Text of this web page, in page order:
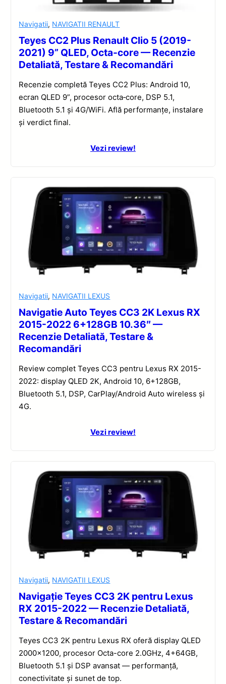
Navigatii, NAVIGATII RENAULT
Teyes CC2 Plus Renault Clio 5 (2019-
2021) 9” QLED, Octa-core — Recenzie
Detaliată, Testare & Recomandări
Recenzie completă Teyes CC2 Plus: Android 10,
ecran QLED 9”, procesor octa‑core, DSP 5.1,
Bluetooth 5.1 și 4G/WiFi. Află performanțe, instalare
și verdict final.
Vezi review!
Navigatii, NAVIGATII LEXUS
Navigatie Auto Teyes CC3 2K Lexus RX
2015-2022 6+128GB 10.36″ —
Recenzie Detaliată, Testare &
Recomandări
Review complet Teyes CC3 pentru Lexus RX 2015-
2022: display QLED 2K, Android 10, 6+128GB,
Bluetooth 5.1, DSP, CarPlay/Android Auto wireless și
4G.
Vezi review!
Navigatii, NAVIGATII LEXUS
Navigație Teyes CC3 2K pentru Lexus
RX 2015-2022 — Recenzie Detaliată,
Testare & Recomandări
Teyes CC3 2K pentru Lexus RX oferă display QLED
2000×1200, procesor Octa-core 2.0GHz, 4+64GB,
Bluetooth 5.1 și DSP avansat — performanță,
conectivitate și sunet de top.